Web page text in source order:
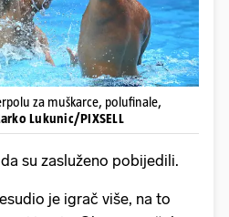
za muškarce, polufinale,
Lukunic/PIXSELL
su zasluženo pobijedili.
je igrač više, na to